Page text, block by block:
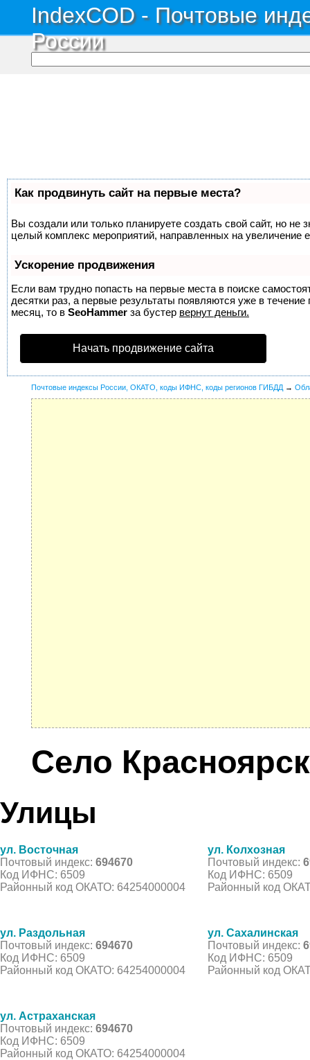
IndexCOD - Почтовые
России
Как продвинуть сайт на первые места?
Вы создали или только планируете создать свой сайт, но не
целый комплекс мероприятий, направленных на увеличение
Ускорение продвижения
Если вам трудно попасть на первые места в поиске
десятки раз, а первые результаты появляются уже в
месяц, то в SeoHammer за бустер вернут деньги.
Начать продвижение сайта
Почтовые индексы России, ОКАТО, коды ИФНС, коды регионов ГИБДД →
Село
Улицы
ул. Восточная
Почтовый индекс: 694670
Код ИФНС: 6509
Районный код ОКАТО: 64254000004
ул. Колхозная
Почтовый индекс:
Код ИФНС: 6509
Районный код
ул. Раздольная
Почтовый индекс: 694670
Код ИФНС: 6509
Районный код ОКАТО: 64254000004
ул. Сахалинская
Почтовый индекс:
Код ИФНС: 6509
Районный код
ул. Астраханская
Почтовый индекс: 694670
Код ИФНС: 6509
Районный код ОКАТО: 64254000004